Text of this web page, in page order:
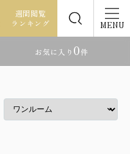
週間閲覧
ランキング
MENU
お気に入り 0件